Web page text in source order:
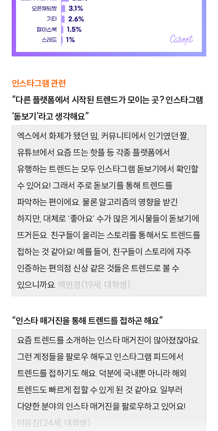
인스타그램 관련
“다른 플랫폼에서 시작된 트렌드가 모이는 곳? 인스타그램
‘돋보기’라고 생각해요”
엑스에서 화제가 됐던 밈, 커뮤니티에서 인기였던 짤,
유튜브에서 요즘 뜨는 핫플 등 각종 플랫폼에서
유행하는 트렌드는 모두 인스타그램 돋보기에서 확인할
수 있어요! 그래서 주로 돋보기를 통해 트렌드를
파악하는 편이에요. 물론 알고리즘의 영향을 받긴
하지만, 대체로 ‘좋아요’ 수가 많은 게시물들이 돋보기에
뜨거든요. 친구들이 올리는 스토리를 통해서도 트렌드를
접하는 것 같아요! 예를 들어, 친구들이 스토리에 자주
인증하는 편의점 신상 같은 것들은 트렌드로 볼 수
있으니까요. 백민경(19세, 대학생)
“인스타 매거진을 통해 트렌드를 접하곤 해요”
요즘 트렌드를 소개하는 인스타 매거진이 많아졌잖아요.
그런 계정들을 팔로우 해두고 인스타그램 피드에서
트렌드를 접하기도 해요. 덕분에 국내뿐 아니라 해외
트렌드도 빠르게 접할 수 있게 된 것 같아요. 일부러
다양한 분야의 인스타 매거진을 팔로우하고 있어요!
이유진(24세, 대학생)